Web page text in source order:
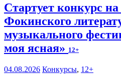
Стартует конкурс
Фокинского
музыкального
моя ясная» 12+
04.08.2026 Конкурсы, 12+